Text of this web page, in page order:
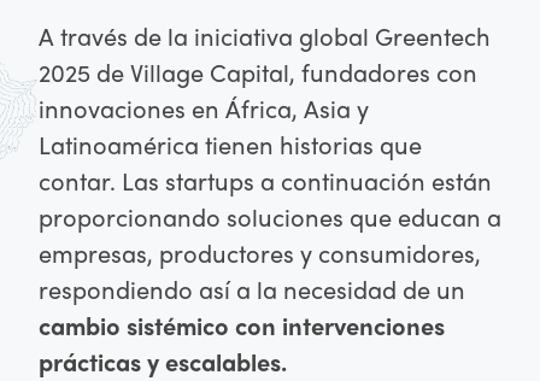
A través de la iniciativa global Greentech
2025 de Village Capital, fundadores con
innovaciones en África, Asia y
Latinoamérica tienen historias que
contar. Las startups a continuación están
proporcionando soluciones que educan a
empresas, productores y consumidores,
respondiendo así a la necesidad de un
cambio sistémico con intervenciones
prácticas y escalables.